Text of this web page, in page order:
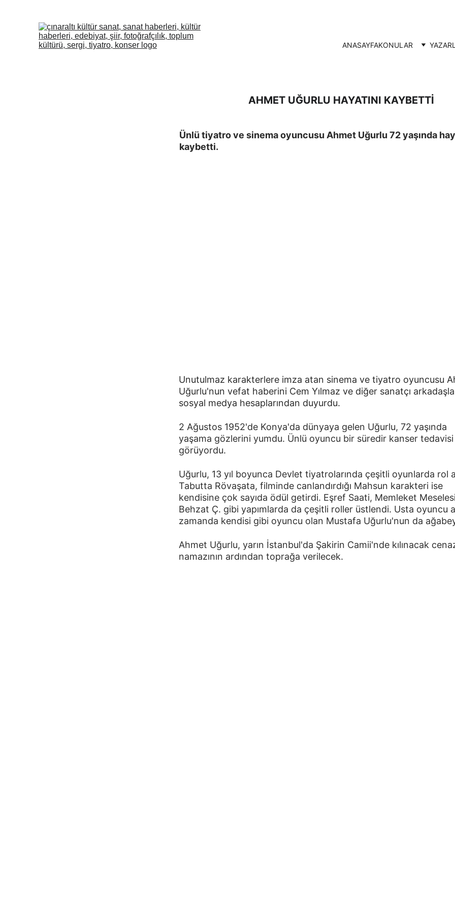
ANASAYFAKONULAR
AHMET UĞURLU HAYATINI KAYBETTİ
Ünlü tiyatro ve sinema oyuncusu Ahmet Uğurlu 72 yaşında
kaybetti.
Unutulmaz karakterlere imza atan sinema ve tiyatro oyuncusu
Uğurlu'nun vefat haberini Cem Yılmaz ve diğer sanatçı
sosyal medya hesaplarından duyurdu.
2 Ağustos 1952'de Konya'da dünyaya gelen Uğurlu, 72 yaşında
yaşama gözlerini yumdu. Ünlü oyuncu bir süredir kanser tedavisi
görüyordu.
Uğurlu, 13 yıl boyunca Devlet tiyatrolarında çeşitli oyunlarda rol
Tabutta Rövaşata, filminde canlandırdığı Mahsun karakteri ise
kendisine çok sayıda ödül getirdi. Eşref Saati, Memleket
Behzat Ç. gibi yapımlarda da çeşitli roller üstlendi. Usta oyuncu
zamanda kendisi gibi oyuncu olan Mustafa Uğurlu'nun da
Ahmet Uğurlu, yarın İstanbul'da Şakirin Camii'nde kılınacak
namazının ardından toprağa verilecek.